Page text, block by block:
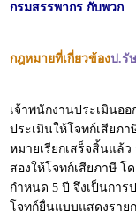
กรมสรรพากร กับพวก
กฎหมายที่เกี่ยวข้องป.รั
เจ้าพนักงานประเมินออ
ประเมินให้โจทก์เสียภ
หมายเรียกเสร็จสิ้นแล้
สองให้โจทก์เสียภาษี โ
กำหนด 5 ปี จึงเป็นการ
โจทก์ยื่นแบบแสดงราย